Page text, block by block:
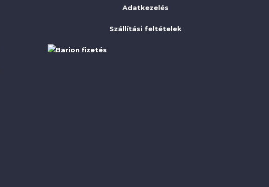
Adatkezelés
Szállítási feltételek